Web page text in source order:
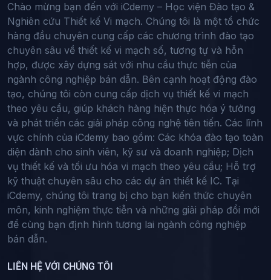
Chào mừng bạn đến với iCdemy – Học viện Đào tạo &
Nghiên cứu Thiết kế Vi mạch. Chúng tôi là một tổ chức
hàng đầu chuyên cung cấp các chương trình đào tạo
chuyên sâu về thiết kế vi mạch số, tương tự và hỗn
hợp, được xây dựng sát với nhu cầu thực tiễn của
ngành công nghiệp bán dẫn. Bên cạnh hoạt động đào
tạo, chúng tôi còn cung cấp dịch vụ thiết kế vi mạch
theo yêu cầu, giúp khách hàng hiện thực hóa ý tưởng
và phát triển các giải pháp công nghệ tiên tiến. Các lĩnh
vực chính của iCdemy bao gồm: Các khóa đào tạo toàn
diện dành cho sinh viên, kỹ sư và doanh nghiệp; Dịch
vụ thiết kế và tối ưu hóa vi mạch theo yêu cầu; Hỗ trợ
kỹ thuật chuyên sâu cho các dự án thiết kế IC. Tại
iCdemy, chúng tôi trang bị cho bạn kiến thức chuyên
môn, kinh nghiệm thực tiễn và những giải pháp đổi mới
để cùng bạn định hình tương lai ngành công nghiệp
bán dẫn.
LIÊN HỆ VỚI CHÚNG TÔI